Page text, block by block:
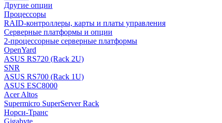
Другие опции
Процессоры
RAID-контроллеры, карты и платы управления
Серверные платформы и опции
2-процессорные серверные платформы
OpenYard
ASUS RS720 (Rack 2U)
SNR
ASUS RS700 (Rack 1U)
ASUS ESC8000
Acer Altos
Supermicro SuperServer Rack
Норси-Транс
Gigabyte